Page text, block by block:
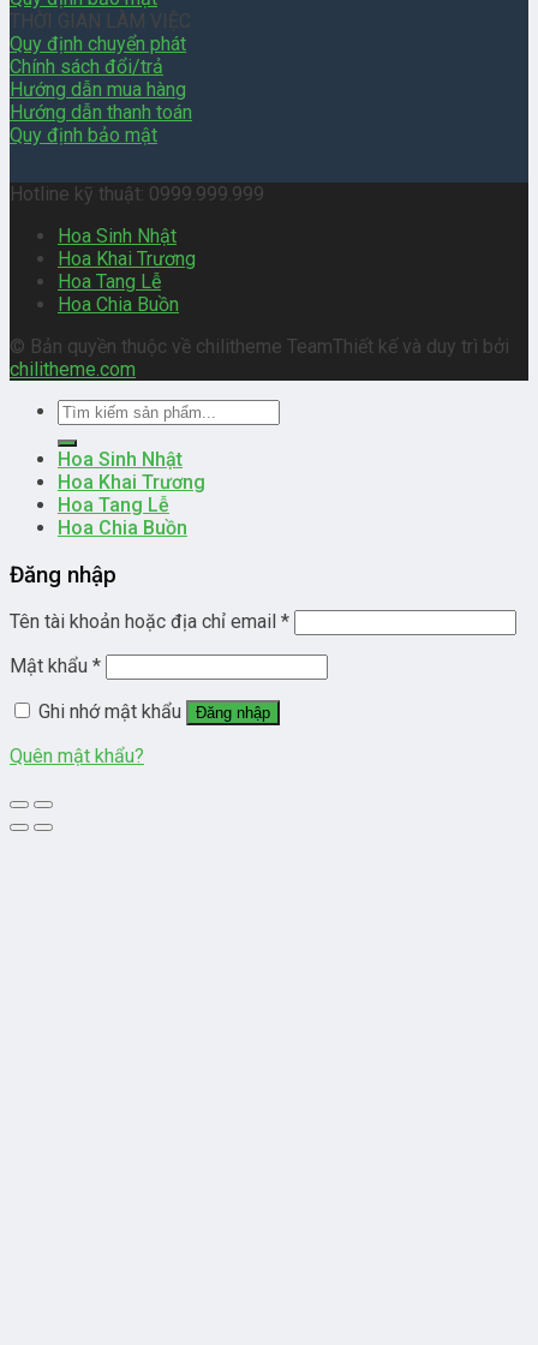
THỜI GIAN LÀM VIỆC
Quy định chuyển phát
Chính sách đổi/trả
Hướng dẫn mua hàng
Hướng dẫn thanh toán
Quy định bảo mật
Hotline kỹ thuật: 0999.999.999
Hoa Sinh Nhật
Hoa Khai Trương
Hoa Tang Lễ
Hoa Chia Buồn
© Bản quyền thuộc về chilitheme TeamThiết kế và duy trì bởi
chilitheme.com
Tìm
kiếm:
Hoa Sinh Nhật
Hoa Khai Trương
Hoa Tang Lễ
Hoa Chia Buồn
Đăng nhập
Tên tài khoản hoặc địa chỉ email *
Mật khẩu *
Ghi nhớ mật khẩu
Đăng nhập
Quên mật khẩu?